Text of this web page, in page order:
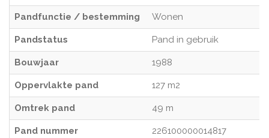
Pandfunctie / bestemming Wonen
Pandstatus Pand in gebruik
Bouwjaar 1988
Oppervlakte pand 127 m2
Omtrek pand 49 m
Pand nummer 226100000014817